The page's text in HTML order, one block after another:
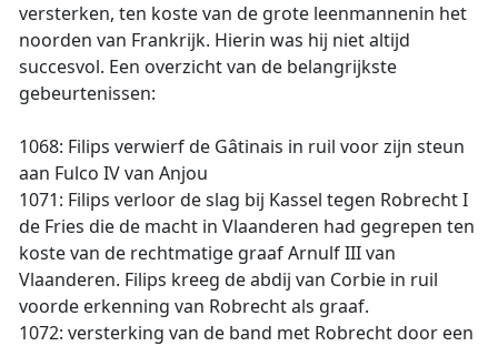
versterken, ten koste van de grote leenmannenin het
noorden van Frankrijk. Hierin was hij niet altijd
succesvol. Een overzicht van de belangrijkste
gebeurtenissen:
1068: Filips verwierf de Gâtinais in ruil voor zijn steun
aan Fulco IV van Anjou
1071: Filips verloor de slag bij Kassel tegen Robrecht I
de Fries die de macht in Vlaanderen had gegrepen ten
koste van de rechtmatige graaf Arnulf III van
Vlaanderen. Filips kreeg de abdij van Corbie in ruil
voorde erkenning van Robrecht als graaf.
1072: versterking van de band met Robrecht door een